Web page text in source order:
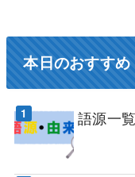
本日のおすすめ
語源一